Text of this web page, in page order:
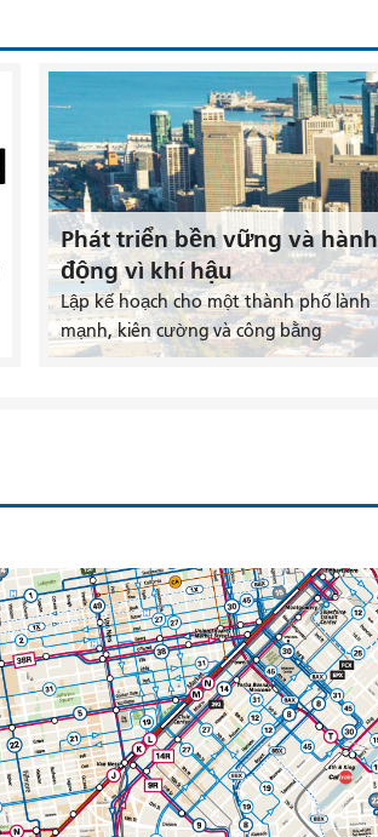
Phát triển bền vững và hành
động vì khí hậu
Lập kế hoạch cho một thành phố lành
mạnh, kiên cường và công bằng